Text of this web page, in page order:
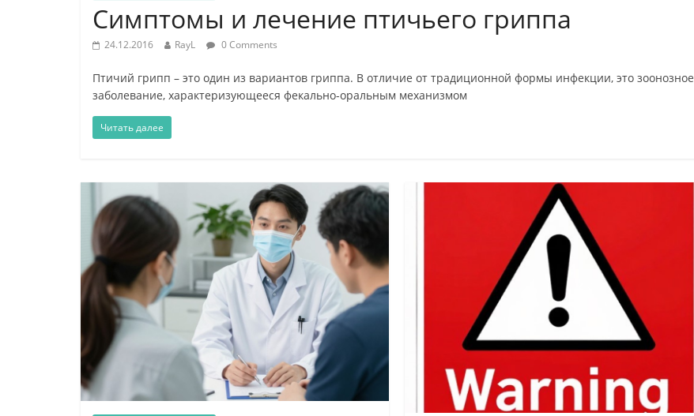
Симптомы и лечение птичьего гриппа
24.12.2016 RayL 0 Comments
Птичий грипп – это один из вариантов гриппа. В отличие от традиционной формы инфекции, это зоонозное
заболевание, характеризующееся фекально-оральным механизмом
Читать далее